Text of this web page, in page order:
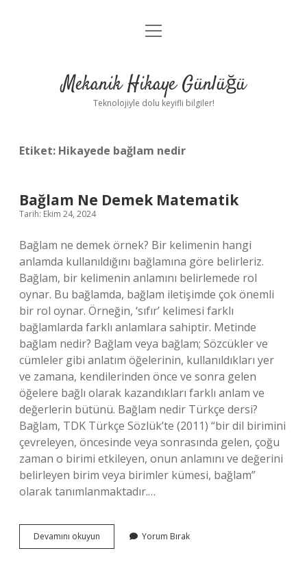
Anasayfa
Yasal Uyarı
menüyü
Mekanik Hikaye Günlüğü
Teknolojiyle dolu keyifli bilgiler!
Etiket: Hikayede bağlam nedir
Bağlam Ne Demek Matematik
Tarih: Ekim 24, 2024
Bağlam ne demek örnek? Bir kelimenin hangi
anlamda kullanıldığını bağlamına göre belirleriz.
Bağlam, bir kelimenin anlamını belirlemede rol
oynar. Bu bağlamda, bağlam iletişimde çok önemli
bir rol oynar. Örneğin, ‘sıfır’ kelimesi farklı
bağlamlarda farklı anlamlara sahiptir. Metinde
bağlam nedir? Bağlam veya bağlam; Sözcükler ve
cümleler gibi anlatım öğelerinin, kullanıldıkları yer
ve zamana, kendilerinden önce ve sonra gelen
öğelere bağlı olarak kazandıkları farklı anlam ve
değerlerin bütünü. Bağlam nedir Türkçe dersi?
Bağlam, TDK Türkçe Sözlük’te (2011) “bir dil birimini
çevreleyen, öncesinde veya sonrasında gelen, çoğu
zaman o birimi etkileyen, onun anlamını ve değerini
belirleyen birim veya birimler kümesi, bağlam”
olarak tanımlanmaktadır.…
Devamını okuyun
Ne
Yorum Bırak